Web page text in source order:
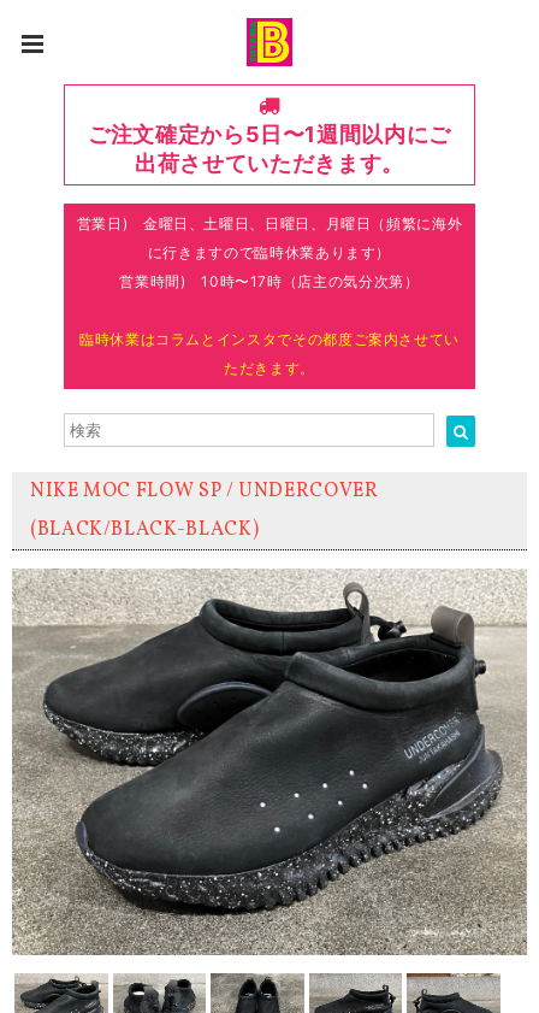
ご注文確定から5日〜1週間以内にご
出荷させていただきます。
営業日) 金曜日、土曜日、日曜日、月曜日（頻繁に海外
に行きますので臨時休業あります）
営業時間) 10時〜17時（店主の気分次第）
臨時休業はコラムとインスタでその都度ご案内させてい
ただきます。
NIKE MOC FLOW SP / UNDERCOVER
(BLACK/BLACK-BLACK)